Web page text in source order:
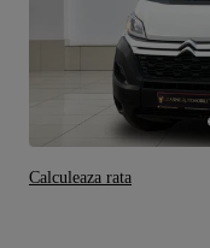
Calculeaza rata